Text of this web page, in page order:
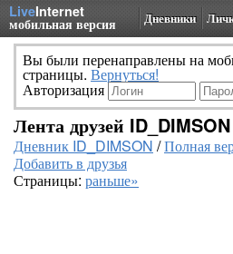
LiveInternet
мобильная версия Дневники
Вы были перенаправлены на
страницы. Вернуться!
Авторизация
Лента друзей ID_DIMSON
Дневник ID_DIMSON /Полная
Добавить в друзья
Страницы: раньше»